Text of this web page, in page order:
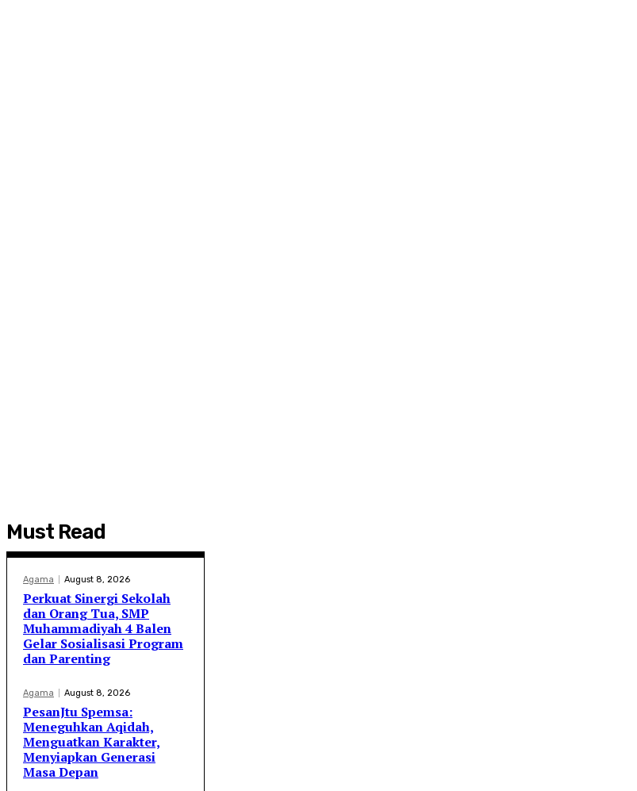
Must Read
Agama August 8, 2026
Perkuat Sinergi Sekolah
dan Orang Tua, SMP
Muhammadiyah 4 Balen
Gelar Sosialisasi Program
dan Parenting
Agama August 8, 2026
PesanJtu Spemsa:
Meneguhkan Aqidah,
Menguatkan Karakter,
Menyiapkan Generasi
Masa Depan